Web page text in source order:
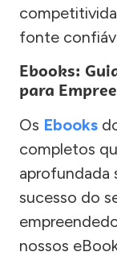
fonte
Ebooks:
para
Os Ebooks
completos
aprofundada
sucesso do
nossos